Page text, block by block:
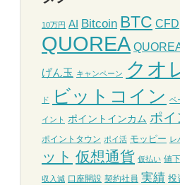
10万円 AI Bitcoin BTC CFD
QUOREA
げん玉 キャンペーン クオ
ド ビットコイン ベ
イント ポイントインカム ポイ
ポイントタウン ポイ活 モッピー レ
ット 仮想通貨 仮払い 値
収入減 口座開設 契約社員 実績 投